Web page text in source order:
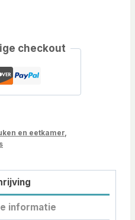
checkout
en eetkamer
informatie